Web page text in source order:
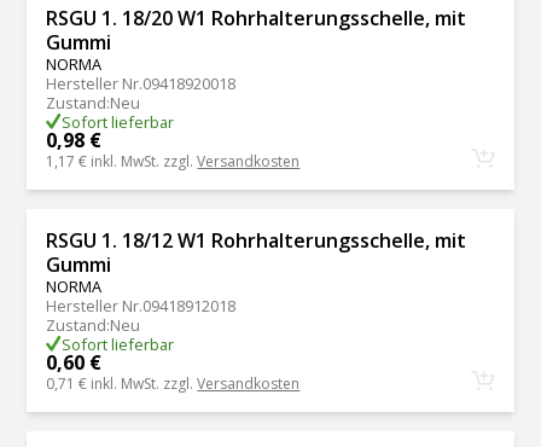
RSGU 1. 18/20 W1 Rohrhalterungsschelle, mit
Gummi
NORMA
Hersteller Nr.09418920018
Zustand:Neu
Sofort lieferbar
0,98 €
1,17 € inkl. MwSt. zzgl.Versandkosten
RSGU 1. 18/12 W1 Rohrhalterungsschelle, mit
Gummi
NORMA
Hersteller Nr.09418912018
Zustand:Neu
Sofort lieferbar
0,60 €
0,71 € inkl. MwSt. zzgl.Versandkosten